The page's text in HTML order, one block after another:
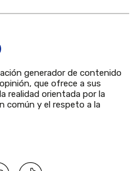
generador de contenido
que ofrece a sus
realidad orientada por la
común y el respeto a la